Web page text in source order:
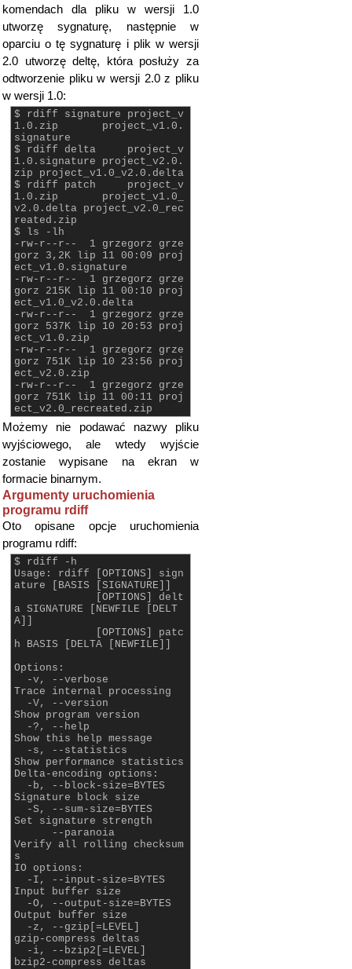
komendach dla pliku w wersji 1.0
utworzę sygnaturę, następnie w
oparciu o tę sygnaturę i plik w wersji
2.0 utworzę deltę, która posłuży za
odtworzenie pliku w wersji 2.0 z pliku
w wersji 1.0:
$ rdiff signature project_v
1.0.zip project_v1.0.
signature
$ rdiff delta project_v
1.0.signature project_v2.0.
zip project_v1.0_v2.0.delta
$ rdiff patch project_v
1.0.zip project_v1.0_
v2.0.delta project_v2.0_rec
reated.zip
$ ls -lh
-rw-r--r-- 1 grzegorz grze
gorz 3,2K lip 11 00:09 proj
ect_v1.0.signature
-rw-r--r-- 1 grzegorz grze
gorz 215K lip 11 00:10 proj
ect_v1.0_v2.0.delta
-rw-r--r-- 1 grzegorz grze
gorz 537K lip 10 20:53 proj
ect_v1.0.zip
-rw-r--r-- 1 grzegorz grze
gorz 751K lip 10 23:56 proj
ect_v2.0.zip
-rw-r--r-- 1 grzegorz grze
gorz 751K lip 11 00:11 proj
ect_v2.0_recreated.zip
Możemy nie podawać nazwy pliku
wyjściowego, ale wtedy wyjście
zostanie wypisane na ekran w
formacie binarnym.
Argumenty uruchomienia
programu rdiff
Oto opisane opcje uruchomienia
programu rdiff:
$ rdiff -h
Usage: rdiff [OPTIONS] sign
ature [BASIS [SIGNATURE]]
[OPTIONS] delt
a SIGNATURE [NEWFILE [DELT
A]]
[OPTIONS] patc
h BASIS [DELTA [NEWFILE]]
Options:
-v, --verbose
Trace internal processing
-V, --version
Show program version
-?, --help
Show this help message
-s, --statistics
Show performance statistics
Delta-encoding options:
-b, --block-size=BYTES
Signature block size
-S, --sum-size=BYTES
Set signature strength
--paranoia
Verify all rolling checksum
s
IO options:
-I, --input-size=BYTES
Input buffer size
-O, --output-size=BYTES
Output buffer size
-z, --gzip[=LEVEL]
gzip-compress deltas
-i, --bzip2[=LEVEL]
bzip2-compress deltas